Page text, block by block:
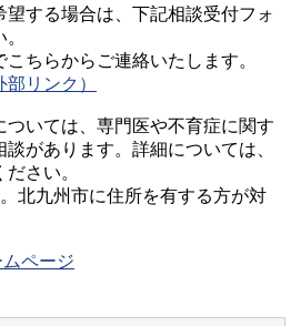
する場合は、下記相談受付フォ
こちらからご連絡いたします。
リンク）
ついては、専門医や不育症に関す
があります。詳細については、
さい。
北九州市に住所を有する方が対
ページ